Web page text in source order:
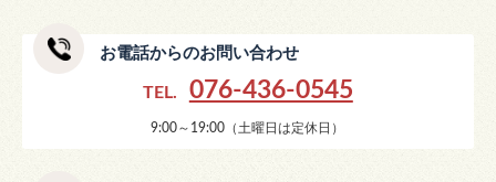
お電話からのお問い合わせ
TEL. 076-436-0545
9:00～19:00（土曜日は定休日）